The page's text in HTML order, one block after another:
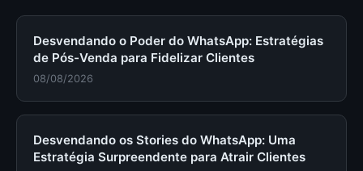
Desvendando o Poder do WhatsApp: Estratégias
de Pós-Venda para Fidelizar Clientes
08/08/2026
Desvendando os Stories do WhatsApp: Uma
Estratégia Surpreendente para Atrair Clientes